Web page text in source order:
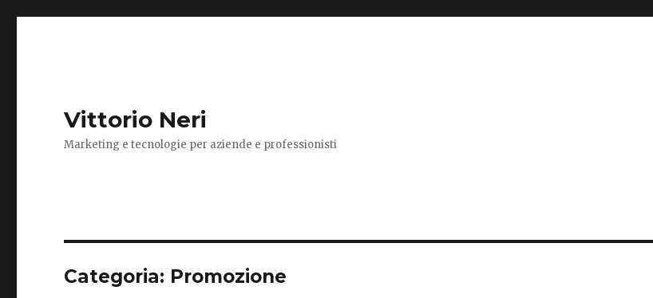
Vittorio Neri
Marketing e tecnologie per aziende e professionisti
Categoria: Promozione